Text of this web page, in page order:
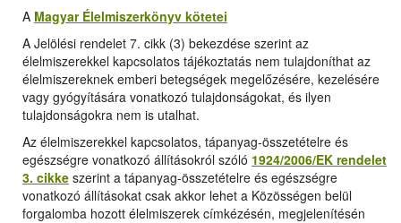
A Magyar Élelmiszerkönyv kötetei
A Jelölési rendelet 7. cikk (3) bekezdése szerint az
élelmiszerekkel kapcsolatos tájékoztatás nem tulajdoníthat az
élelmiszereknek emberi betegségek megelőzésére, kezelésére
vagy gyógyítására vonatkozó tulajdonságokat, és ilyen
tulajdonságokra nem is utalhat.
Az élelmiszerekkel kapcsolatos, tápanyag-összetételre és
egészségre vonatkozó állításokról szóló 1924/2006/EK rendelet
3. cikke szerint a tápanyag-összetételre és egészségre
vonatkozó állításokat csak akkor lehet a Közösségen belül
forgalomba hozott élelmiszerek címkézésén, megjelenítésén